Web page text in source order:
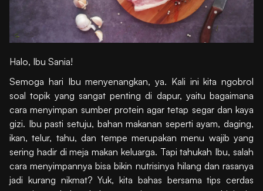
Halo, Ibu Sania!
Semoga hari Ibu menyenangkan, ya. Kali ini kita ngobrol
soal topik yang sangat penting di dapur, yaitu bagaimana
cara menyimpan sumber protein agar tetap segar dan kaya
gizi. Ibu pasti setuju, bahan makanan seperti ayam, daging,
ikan, telur, tahu, dan tempe merupakan menu wajib yang
sering hadir di meja makan keluarga. Tapi tahukah Ibu, salah
cara menyimpannya bisa bikin nutrisinya hilang dan rasanya
jadi kurang nikmat? Yuk, kita bahas bersama tips cerdas